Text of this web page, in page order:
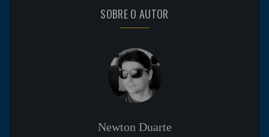
SOBRE O AUTOR
Newton Duarte